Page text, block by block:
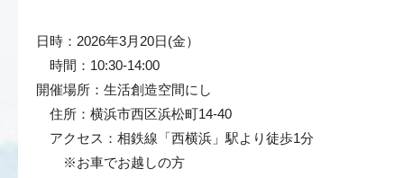
日時：2026年3月20日(金）
時間：10:30-14:00
開催場所：生活創造空間にし
住所： 横浜市西区浜松町14-40
アクセス：相鉄線「西横浜」駅より徒歩1分
※お車でお越しの方